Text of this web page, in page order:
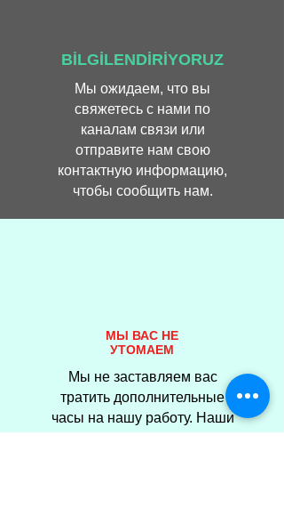
BİLGİLENDİRİYORUZ
Мы ожидаем, что вы
свяжетесь с нами по
каналам связи или
отправите нам свою
контактную информацию,
чтобы сообщить нам.
МЫ ВАС НЕ
УТОМАЕМ
Мы не заставляем вас
тратить дополнительные
часы на нашу работу. Наши